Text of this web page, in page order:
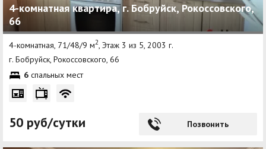
4-комнатная квартира, г. Бобруйск, Рокоссовского,
66
4-комнатная, 71/48/9 м2 , Этаж 3 из 5, 2003 г.
г. Бобруйск, Рокоссовского, 66
6 спальных мест
50 руб/сутки Позвонить